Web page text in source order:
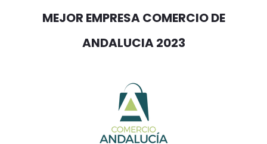
MEJOR EMPRESA COMERCIO DE
ANDALUCIA 2023